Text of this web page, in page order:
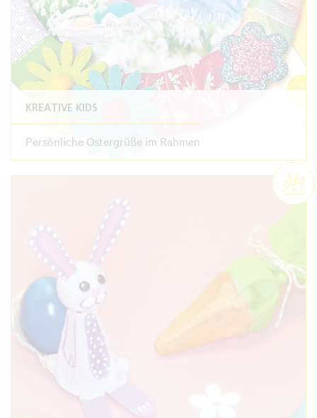
KREATIVE KIDS
Persönliche Ostergrüße im Rahmen